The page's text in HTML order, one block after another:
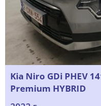
Kia Niro GDi PHEV
Premium HYBRID